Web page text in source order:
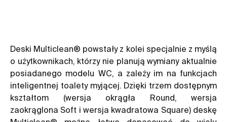
Deski Multiclean® powstały z kolei specjalnie z myślą
o użytkownikach, którzy nie planują wymiany aktualnie
posiadanego modelu WC, a zależy im na funkcjach
inteligentnej toalety myjącej. Dzięki trzem dostępnym
kształtom (wersja okrągła Round, wersja
zaokrąglona Soft i wersja kwadratowa Square) deskę